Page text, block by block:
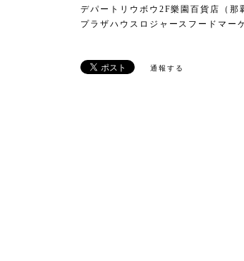
デパートリウボウ2F樂園百貨店（那
プラザハウスロジャースフードマー
通報する